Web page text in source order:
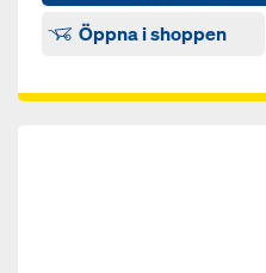
Öppna i shoppen